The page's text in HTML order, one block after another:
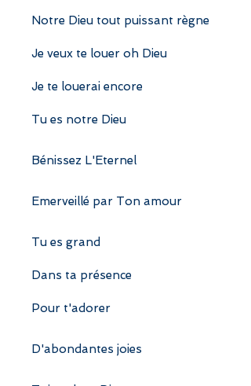
Notre Dieu tout puissant règne
Je veux te louer oh Dieu
Je te louerai encore
Tu es notre Dieu
Bénissez L'Eternel
Emerveillé par Ton amour
Tu es grand
Dans ta présence
Pour t'adorer
D'abondantes joies